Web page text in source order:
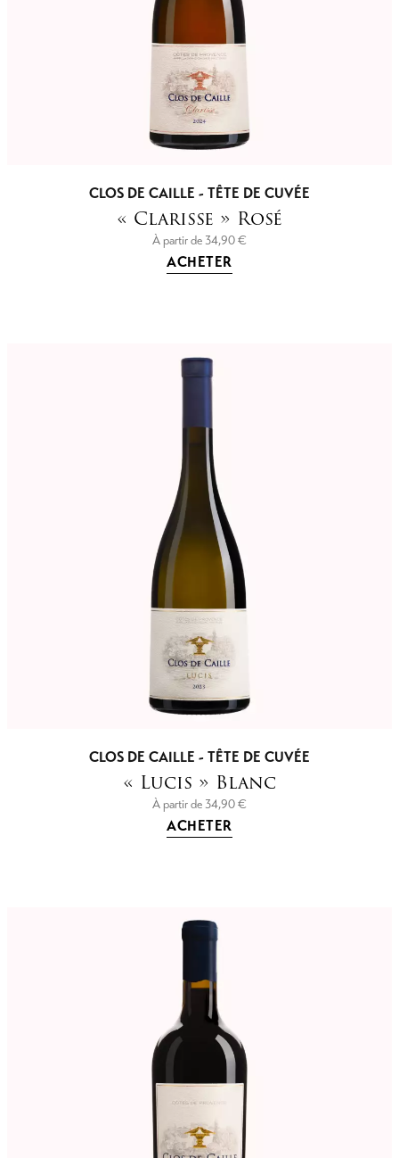
CLOS DE CAILLE - TÊTE DE CUVÉE
« Clarisse » Rosé
À partir de 34,90€
ACHETER
CLOS DE CAILLE - TÊTE DE CUVÉE
« Lucis » Blanc
À partir de 34,90€
ACHETER